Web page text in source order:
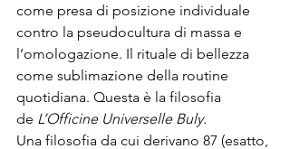
come presa di posizione individuale
contro la pseudocultura di massa e
l’omologazione. Il rituale di bellezza
come sublimazione della routine
quotidiana. Questa è la filosofia
de L’Officine Universelle Buly.
Una filosofia da cui derivano 87 (esatto,